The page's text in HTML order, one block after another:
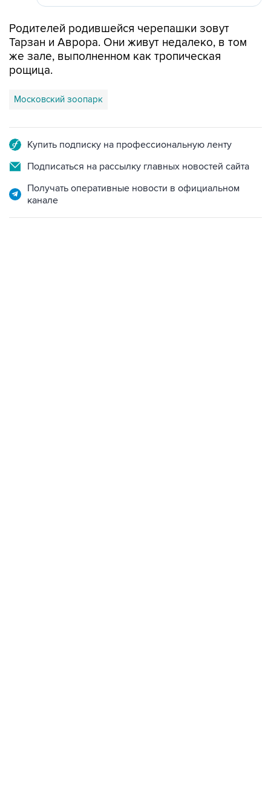
Родителей родившейся черепашки зовут
Тарзан и Аврора. Они живут недалеко, в том
же зале, выполненном как тропическая
рощица.
Московский зоопарк
Купить подписку на профессиональную ленту
Подписаться на рассылку главных новостей сайта
Получать оперативные новости в официальном
канале